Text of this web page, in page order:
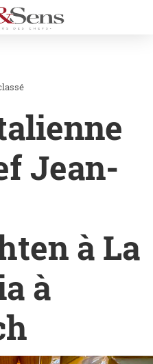
Jean-
à La
à